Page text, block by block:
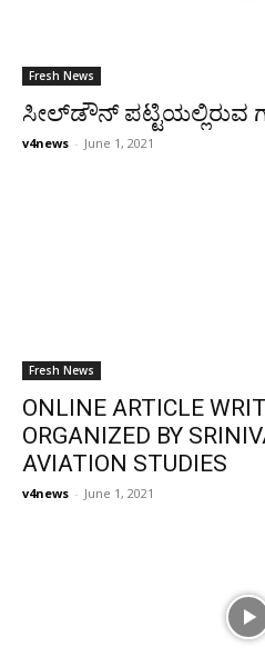
Fresh News
ಸೀಲ್‍ಡೌನ್ ಪಟ್ಟಿಯಲ್ಲಿರುವ
v4news - June 1, 2021
Fresh News
ONLINE ARTICLE
ORGANIZED BY
AVIATION STUDIES
v4news - June 1, 2021